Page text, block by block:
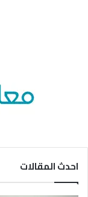
احدث المقالات